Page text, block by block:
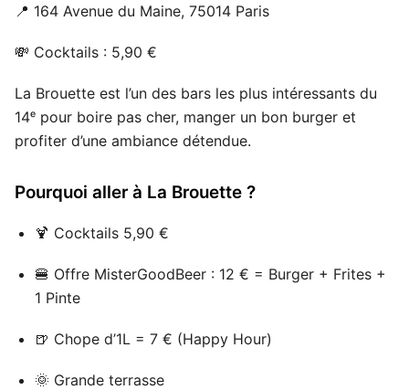
📍 164 Avenue du Maine, 75014 Paris
💸 Cocktails : 5,90 €
La Brouette est l’un des bars les plus intéressants du
14ᵉ pour boire pas cher, manger un bon burger et
profiter d’une ambiance détendue.
Pourquoi aller à La Brouette ?
🍹 Cocktails 5,90 €
🍔 Offre MisterGoodBeer : 12 € = Burger + Frites +
1 Pinte
🍺 Chope d’1L = 7 € (Happy Hour)
🌞 Grande terrasse